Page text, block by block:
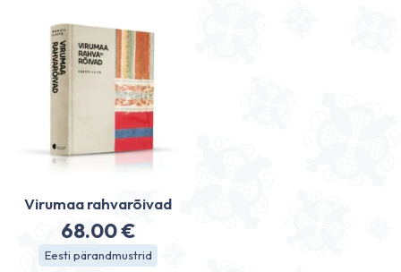
Virumaa rahvarõivad
68.00€
Eesti pärandmustrid